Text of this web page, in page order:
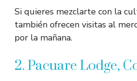
Si quieres mezclarte con la
también ofrecen visitas al
por la mañana.
2. Pacuare Lodge,